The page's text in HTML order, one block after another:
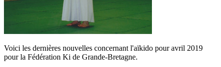
Voici les dernières nouvelles concernant l'aïkido pour avril 2019
pour la Fédération Ki de Grande-Bretagne.